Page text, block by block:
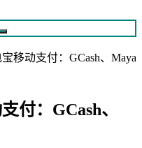
移动支付：GCash、Maya
付：GCash、